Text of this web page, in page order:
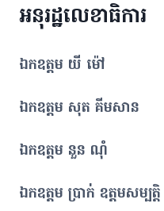
អនុរដ្ឋលេខាធិការ
ឯកឧត្តម យី ម៉ៅ
ឯកឧត្តម សុត គីមសាន
ឯកឧត្តម នួន​ ណុំ
ឯកឧត្តម ប្រាក់ ឧត្តមសម្បត្តិ